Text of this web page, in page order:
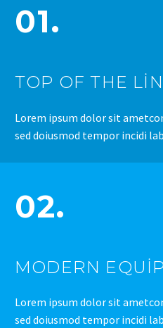
01.
TOP OF THE
Lorem ipsum dolor sit
sed doiusmod tempor incidi
02.
MODERN
Lorem ipsum dolor sit
sed doiusmod tempor incidi